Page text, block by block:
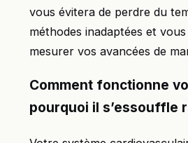
vous évitera de perdre du
méthodes inadaptées et
mesurer vos avancées de
Comment fonctionne
pourquoi il s’essouffle